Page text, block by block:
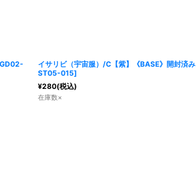
イサリビ（宇宙服）/C【紫】《BASE》開封済み
ST05-015]
¥280(税込)
在庫数×